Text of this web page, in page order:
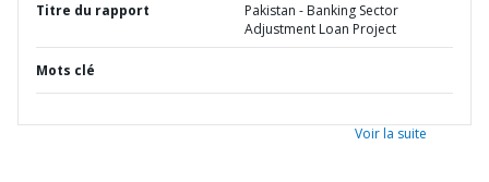
Titre du rapport
Pakistan - Banking Sector
Adjustment Loan Project
Mots clé
Voir la suite